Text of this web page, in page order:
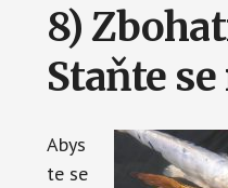
8)
Staňte
Abys
te se